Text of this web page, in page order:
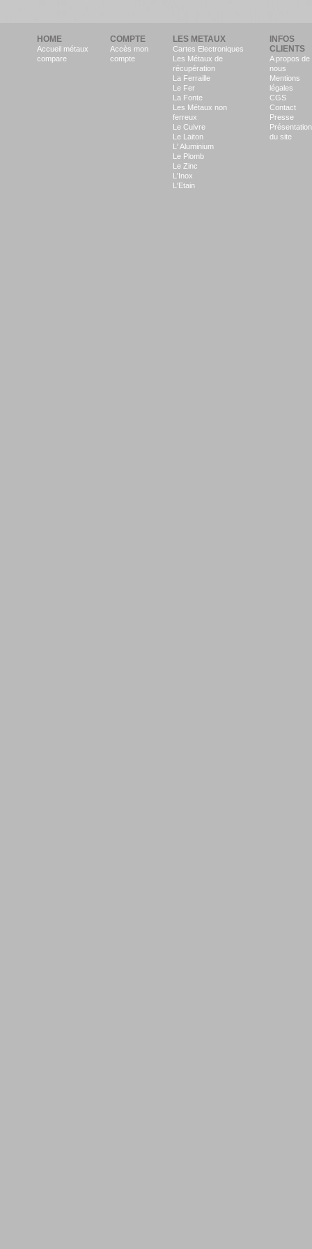
HOME
Accueil métaux
compare
COMPTE
Accès mon
compte
LES METAUX
Cartes Electroniques
Les Métaux de
récupération
La Ferraille
Le Fer
La Fonte
Les Métaux non
ferreux
Le Cuivre
Le Laiton
L' Aluminium
Le Plomb
Le Zinc
L'Inox
L'Etain
INFOS
CLIENTS
A propos de
nous
Mentions
légales
CGS
Contact
Presse
Présentation
du site